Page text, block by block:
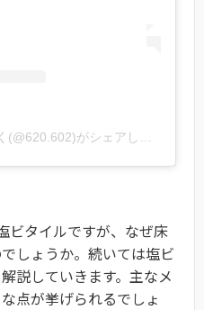
ビタイルですが、なぜ床
しょうか。続いては塩ビ
説していきます。主なメ
点が挙げられるでしょ